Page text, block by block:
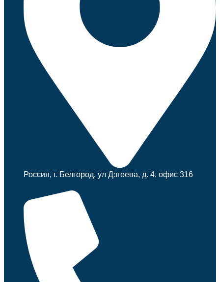
Россия, г. Белгород, ул Дзгоева, д. 4, офис 316